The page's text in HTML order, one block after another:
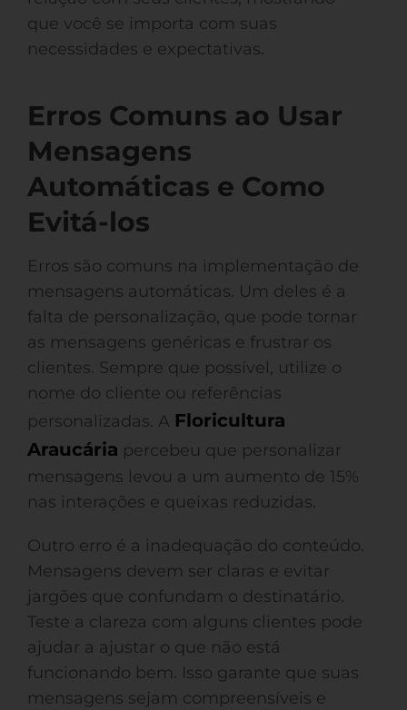
que você se importa com suas
necessidades e expectativas.
Erros Comuns ao Usar
Mensagens
Automáticas e Como
Evitá-los
Erros são comuns na implementação de
mensagens automáticas. Um deles é a
falta de personalização, que pode tornar
as mensagens genéricas e frustrar os
clientes. Sempre que possível, utilize o
nome do cliente ou referências
personalizadas. A Floricultura
Araucária percebeu que personalizar
mensagens levou a um aumento de 15%
nas interações e queixas reduzidas.
Outro erro é a inadequação do conteúdo.
Mensagens devem ser claras e evitar
jargões que confundam o destinatário.
Teste a clareza com alguns clientes pode
ajudar a ajustar o que não está
funcionando bem. Isso garante que suas
mensagens sejam compreensíveis e